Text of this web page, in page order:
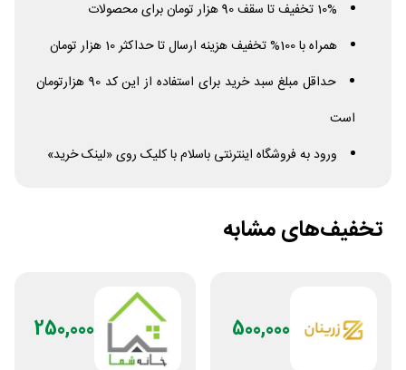
10% تخفیف تا سقف 90 هزار تومان برای محصولات
همراه با 100% تخفیف هزینه ارسال تا حداکثر 10 هزار تومان
حداقل مبلغ سبد خرید برای استفاده از این کد 90 هزارتومان
است
ورود به فروشگاه اینترنتی باسلام با کلیک روی «لینک خرید»
تخفیف‌های مشابه
500,000
250,000